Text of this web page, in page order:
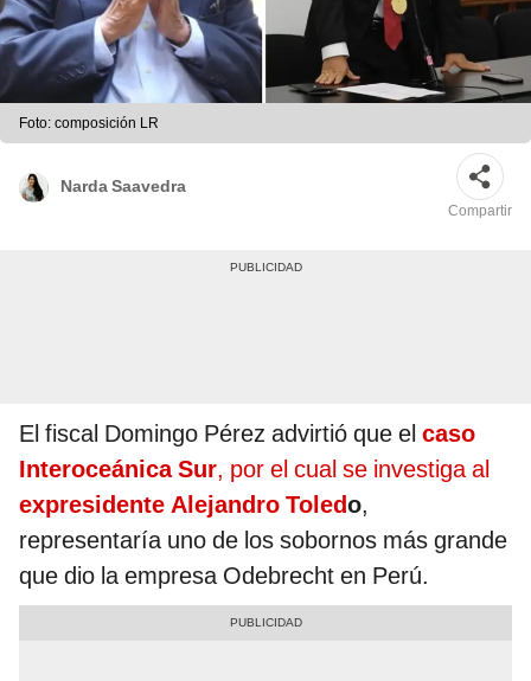
Foto: composición LR
Narda Saavedra
Compartir
El fiscal Domingo Pérez advirtió que el caso
Interoceánica Sur, por el cual se investiga al
expresidente Alejandro Toledo,
representaría uno de los sobornos más grande
que dio la empresa Odebrecht en Perú.